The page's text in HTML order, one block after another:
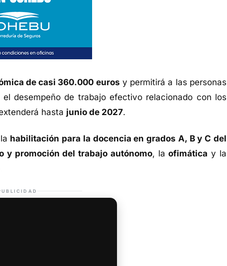
de casi 360.000 euros y permitirá a las personas
desempeño de trabajo efectivo relacionado con los
hasta junio de 2027.
habilitación para la docencia en grados A, B y C del
y promoción del trabajo autónomo, laofimática y la